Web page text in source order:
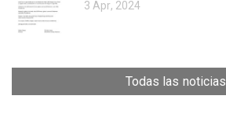
3 Apr, 2024
Todas las noticias